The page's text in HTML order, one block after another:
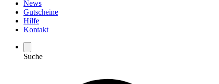
News
Gutscheine
Hilfe
Kontakt
Suche